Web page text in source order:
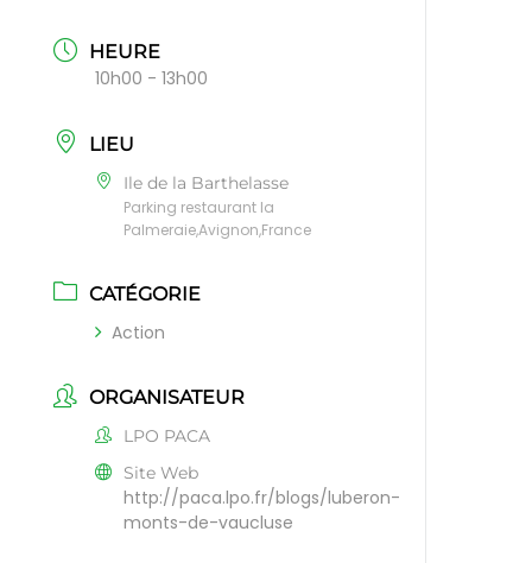
HEURE
10h00 - 13h00
LIEU
Ile de la Barthelasse
Parking restaurant la
Palmeraie,Avignon,France
CATÉGORIE
Action
ORGANISATEUR
LPO PACA
Site Web
http://paca.lpo.fr/blogs/luberon-
monts-de-vaucluse